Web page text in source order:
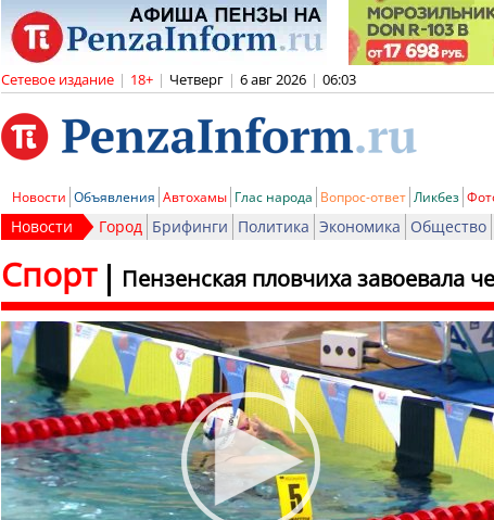
Сетевое издание | 18+ | Четверг | 6 авг 2026 | 06:03
Новости Объявления Автохамы Глас народа Вопрос-ответ Ликбез
Новости Город Брифинги Политика Экономика Общество
Пензенская пловчиха завоевала
Спорт